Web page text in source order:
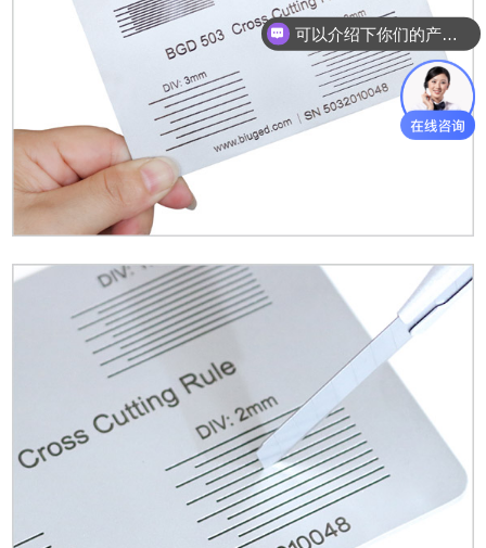
可以介绍下你们的产品么？